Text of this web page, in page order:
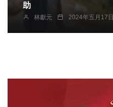
助
林獻元 2024年五月17日